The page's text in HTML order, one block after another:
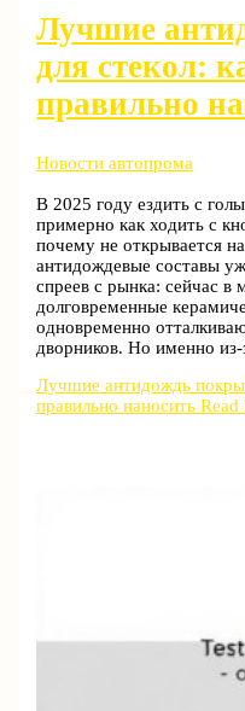
Лучшие
для стекол:
правильно
Новости автопрома
В 2025 году ездить с
примерно как ходить с
почему не открывается
антидождевые составы
спреев с рынка: сейчас в
долговременные
одновременно
дворников. Но именно
Лучшие антидождь
правильно наносить Read